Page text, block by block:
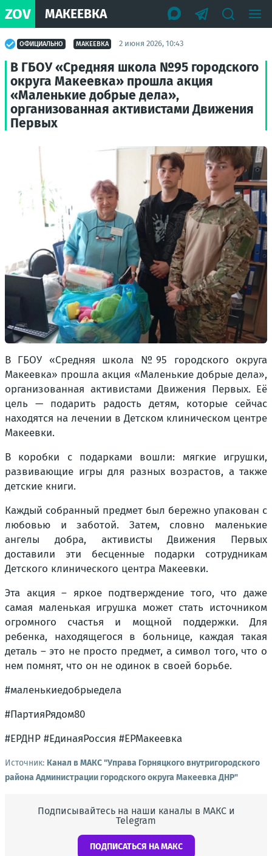
ZOV МАКЕЕВКА
ОФИЦИАЛЬНО МАКЕЕВКА 2 июня 2026, 10:43
В ГБОУ «Средняя школа №95 городского
округа Макеевка» прошла акция
«Маленькие добрые дела»,
организованная активистами Движения
Первых
В ГБОУ «Средняя школа №95 городского округа
Макеевка» прошла акция «Маленькие добрые дела»,
организованная активистами Движения Первых. Её
цель — подарить радость детям, которые сейчас
находятся на лечении в Детском клиническом центре
Макеевки.
В коробки с подарками вошли: мягкие игрушки,
развивающие игры для разных возрастов, а также
детские книги.
Каждый собранный предмет был бережно упакован с
любовью и заботой. Затем, словно маленькие
ангелы добра, активисты Движения Первых
доставили эти бесценные подарки сотрудникам
Детского клинического центра Макеевки.
Эта акция – яркое подтверждение того, что даже
самая маленькая игрушка может стать источником
огромного счастья и мощной поддержки. Для
ребенка, находящегося в больнице, каждая такая
деталь – это не просто предмет, а символ того, что о
нем помнят, что он не одинок в своей борьбе.
#маленькиедобрыедела
#ПартияРядом80
#ЕРДНР #ЕдинаяРоссия #ЕРМакеевка
Источник: Канал в МАКС "Управа Горняцкого внутригородского
района Администрации городского округа Макеевка ДНР"
Подписывайтесь на наши каналы в МАКС и
Telegram
ПОДПИСАТЬСЯ НА МАКС